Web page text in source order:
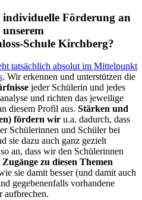
individuelle Förderung an
Schule Kirchberg?
tatsächlich absolut im Mittelpunkt
. Wir erkennen und unterstützen die
jeder Schülerin und jedes
und richten das jeweilige
diesem Profil aus. Stärken und
fördern wir u.a. dadurch, dass
Schülerinnen und Schüler bei
sie dazu auch ganz gezielt
an, dass wir den Schülerinnen
Zugänge zu diesen Themen
sie damit besser (und damit auch
gegebenenfalls vorhandene
aufbrechen.